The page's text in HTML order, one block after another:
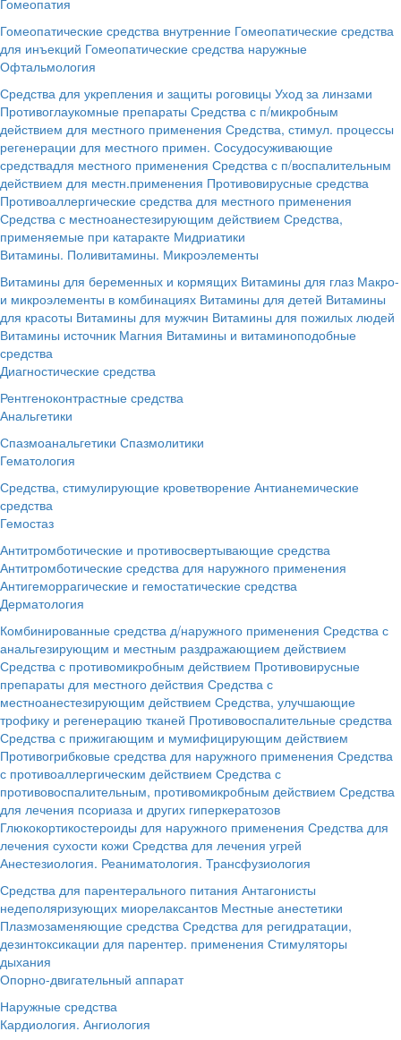
Гомеопатические средства внутренние Гомеопатические средства
для инъекций Гомеопатические средства наружные
Офтальмология
Средства для укрепления и защиты роговицы Уход за линзами
Противоглаукомные препараты Средства с п/микробным
действием для местного применения Средства, стимул. процессы
регенерации для местного примен. Сосудосуживающие
средствадля местного применения Средства с п/воспалительным
действием для местн.применения Противовирусные средства
Противоаллергические средства для местного применения
Средства с местноанестезирующим действием Средства,
применяемые при катаракте Мидриатики
Витамины. Поливитамины. Микроэлементы
Витамины для беременных и кормящих Витамины для глаз Макро-
и микроэлементы в комбинациях Витамины для детей Витамины
для красоты Витамины для мужчин Витамины для пожилых людей
Витамины источник Магния Витамины и витаминоподобные
средства
Диагностические средства
Рентгеноконтрастные средства
Анальгетики
Спазмоанальгетики Спазмолитики
Гематология
Средства, стимулирующие кроветворение Антианемические
средства
Гемостаз
Антитромботические и противосвертывающие средства
Антитромботические средства для наружного применения
Антигеморрагические и гемостатические средства
Дерматология
Комбинированные средства д/наружного применения Средства с
анальгезирующим и местным раздражающием действием
Средства с противомикробным действием Противовирусные
препараты для местного действия Средства с
местноанестезирующим действием Средства, улучшающие
трофику и регенерацию тканей Противовоспалительные средства
Средства с прижигающим и мумифицирующим действием
Противогрибковые средства для наружного применения Средства
с противоаллергическим действием Средства с
противовоспалительным, противомикробным действием Средства
для лечения псориаза и других гиперкератозов
Глюкокортикостероиды для наружного применения Средства для
лечения сухости кожи Средства для лечения угрей
Анестезиология. Реаниматология. Трансфузиология
Средства для парентерального питания Антагонисты
недеполяризующих миорелаксантов Местные анестетики
Плазмозаменяющие средства Средства для регидратации,
дезинтоксикации для парентер. применения Стимуляторы
дыхания
Опорно-двигательный аппарат
Наружные средства
Кардиология. Ангиология